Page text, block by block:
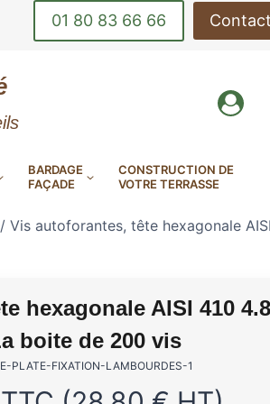
01 80 83 66 66
DE TERRASSE
EN KEBONY
DE TERRASSE EN
MINÉRALE MILLBOARD
DE TERRASSE
CORPS
DE
BARDAGE
FAÇADE
LAMES DE BARDAGE
EN ALUMINIUM
CONSTRUCTION DE
VOTRE TERRASSE
/ Vis autoforantes, tête hexagonale
hexagonale AISI 410
boite de 200 vis
PLATE-FIXATION-LAMBOURDES-1